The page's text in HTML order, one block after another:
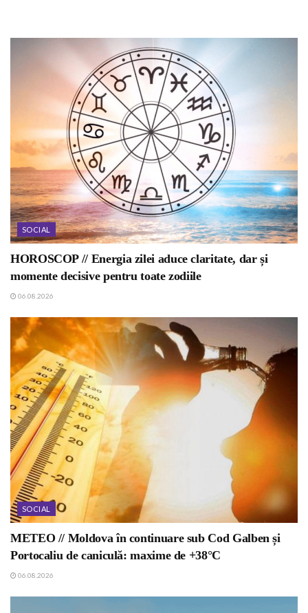
SOCIAL
HOROSCOP // Energia zilei aduce claritate, dar și
momente decisive pentru toate zodiile
06.08.2026
SOCIAL
METEO // Moldova în continuare sub Cod Galben și
Portocaliu de caniculă: maxime de +38°C
06.08.2026